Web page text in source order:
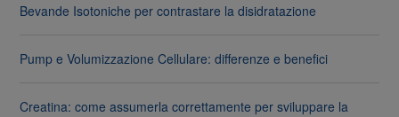
Bevande Isotoniche per contrastare la disidratazione
Pump e Volumizzazione Cellulare: differenze e benefici
Creatina: come assumerla correttamente per sviluppare la